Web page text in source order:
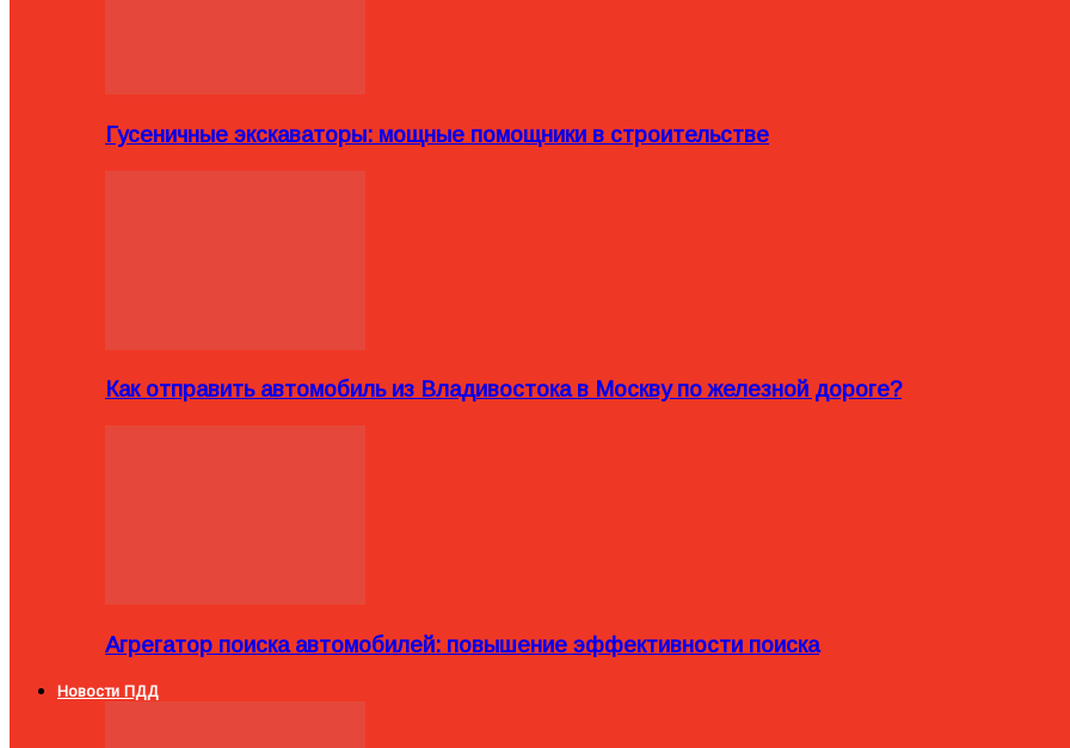
Гусеничные экскаваторы: мощные помощники в строительстве
Как отправить автомобиль из Владивостока в Москву по железной дороге?
Агрегатор поиска автомобилей: повышение эффективности поиска
Новости ПДД